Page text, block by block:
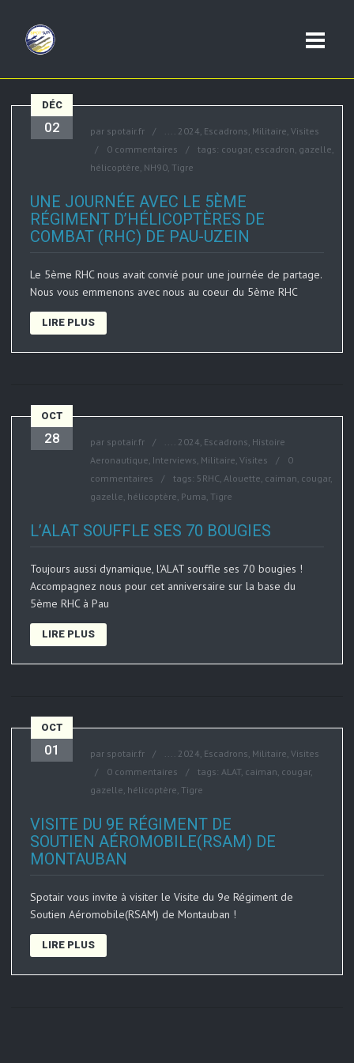
DÉC
02 par spotair.fr .... 2024, Escadrons, Militaire, Visites
0 commentaires
tags: cougar, escadron, gazelle,
hélicoptère, NH90, Tigre
UNE JOURNÉE AVEC LE 5ÈME
RÉGIMENT D’HÉLICOPTÈRES DE
COMBAT (RHC) DE PAU-UZEIN
Le 5ème RHC nous avait convié pour une journée de partage.
Nous vous emmenons avec nous au coeur du 5ème RHC
LIRE PLUS
OCT
28 par spotair.fr .... 2024, Escadrons, Histoire
Aeronautique, Interviews, Militaire, Visites
0
commentaires
tags: 5RHC, Alouette, caiman, cougar,
gazelle, hélicoptère, Puma, Tigre
L’ALAT SOUFFLE SES 70 BOUGIES
Toujours aussi dynamique, l'ALAT souffle ses 70 bougies !
Accompagnez nous pour cet anniversaire sur la base du
5ème RHC à Pau
LIRE PLUS
OCT
01 par spotair.fr .... 2024, Escadrons, Militaire, Visites
0 commentaires
tags: ALAT, caiman, cougar,
gazelle, hélicoptère, Tigre
VISITE DU 9E RÉGIMENT DE
SOUTIEN AÉROMOBILE(RSAM) DE
MONTAUBAN
Spotair vous invite à visiter le Visite du 9e Régiment de
Soutien Aéromobile(RSAM) de Montauban !
LIRE PLUS